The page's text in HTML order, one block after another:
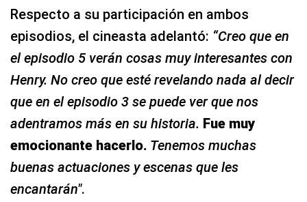
Respecto a su participación en ambos
episodios, el cineasta adelantó: “​Creo que en
el episodio 5 verán cosas muy interesantes con
Henry. No creo que esté revelando nada al decir
que en el episodio 3 se puede ver que nos
adentramos más en su historia. Fue muy
emocionante hacerlo. Tenemos muchas
buenas actuaciones y escenas que les
encantarán".